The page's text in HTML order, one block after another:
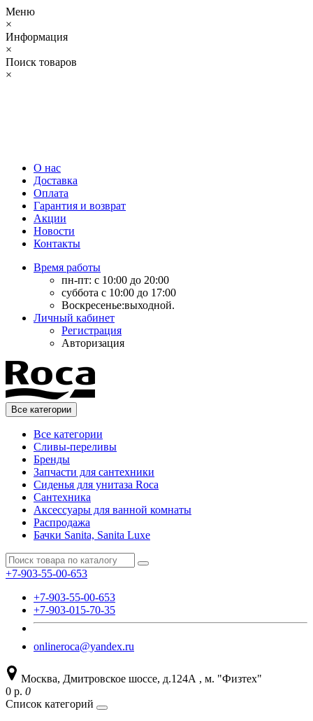
Меню
×
Информация
×
Поиск товаров
×
О нас
Доставка
Оплата
Гарантия и возврат
Акции
Новости
Контакты
Время работы
пн-пт: с 10:00 до 20:00
суббота с 10:00 до 17:00
Воскресенье:выходной.
Личный кабинет
Регистрация
Авторизация
Все категории
Все категории
Сливы-переливы
Бренды
Запчасти для сантехники
Сиденья для унитаза Roca
Сантехника
Аксессуары для ванной комнаты
Распродажа
Бачки Sanita, Sanita Luxe
+7-903-55-00-653
+7-903-55-00-653
+7-903-015-70-35
onlineroca@yandex.ru
Москва, Дмитровское шоссе, д.124А , м. "Физтех"
0 р. 0
Список категорий